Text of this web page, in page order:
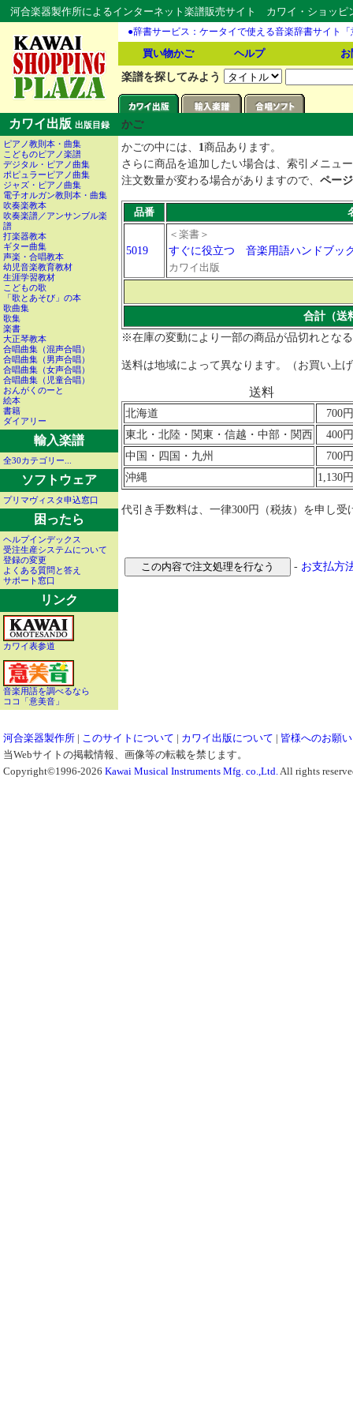
河合楽器製作所によるインターネット楽譜販売サイト カワイ・ショッ
●辞書サービス：ケータイで使える音楽辞書サイト
買い物かご ヘルプ
楽譜を探してみよう
カワイ出版 出版目録
ピアノ教則本・曲集
こどものピアノ楽譜
デジタル・ピアノ曲集
ポピュラーピアノ曲集
ジャズ・ピアノ曲集
電子オルガン教則本・曲集
吹奏楽教本
吹奏楽譜／アンサンブル楽
譜
打楽器教本
ギター曲集
声楽・合唱教本
幼児音楽教育教材
生涯学習教材
こどもの歌
「歌とあそび」の本
歌曲集
歌集
楽書
大正琴教本
合唱曲集（混声合唱）
合唱曲集（男声合唱）
合唱曲集（女声合唱）
合唱曲集（児童合唱）
おんがくのーと
絵本
書籍
ダイアリー
輸入楽譜
全30カテゴリー...
ソフトウェア
プリマヴィスタ申込窓口
困ったら
ヘルプインデックス
受注生産システムについて
登録の変更
よくある質問と答え
サポート窓口
リンク
カワイ表参道
音楽用語を調べるなら
ココ「意美音」
かご
かごの中には、 1商品あります。
さらに商品を追加したい場合は、索引メニュ
注文数量が変わる場合がありますので、 ペー
品番
5019
＜楽書＞
すぐに役立つ 音楽用語ハンドブッ
カワイ出版
合計（送
※在庫の変動により一部の商品が品切れとな
送料は地域によって異なります。（お買い上
送料
北海道
700
東北・北陸・関東・信越・中部・関西
400
中国・四国・九州
700
沖縄
1,130
代引き手数料は、一律300円（税抜）を申し受
- お支払方
河合楽器製作所 | このサイトについて | カワイ出版について | 皆様へのお願い
当Webサイトの掲載情報、画像等の転載を禁じます。
Copyright©1996-2026 Kawai Musical Instruments Mfg. co.,Ltd.All rights